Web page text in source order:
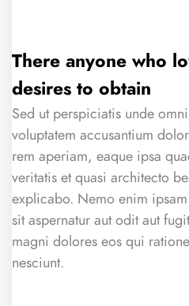
There anyone who
desires to obtain
Sed ut perspiciatis unde
voluptatem accusantium
rem aperiam, eaque ipsa
veritatis et quasi architecto
explicabo. Nemo enim
sit aspernatur aut odit aut
magni dolores eos qui
nesciunt.